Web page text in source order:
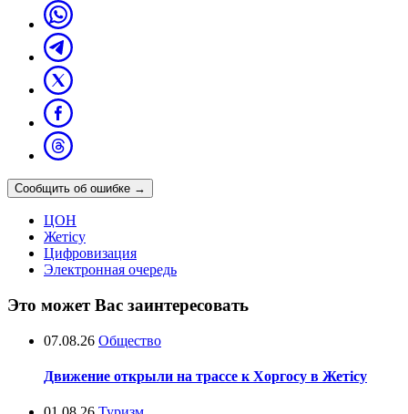
Сообщить об ошибке →
ЦОН
Жетісу
Цифровизация
Электронная очередь
Это может Вас заинтересовать
07.08.26 Общество
Движение открыли на трассе к Хоргосу в Жетісу